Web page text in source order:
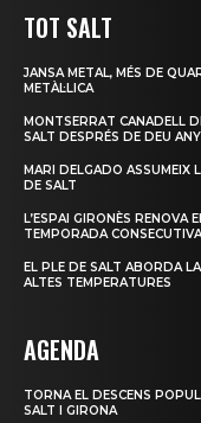
TOT SALT
JANSA METAL, MÉS DE
METÀL·LICA
MONTSERRAT CANADELL
SALT DESPRÉS DE DEU
MARI DELGADO ASSUMEIX
DE SALT
L’ESPAI GIRONÈS RENOVA
TEMPORADA CONSECUTIVA
EL PLE DE SALT ABORDA
ALTES TEMPERATURES
AGENDA
TORNA EL DESCENS
SALT I GIRONA